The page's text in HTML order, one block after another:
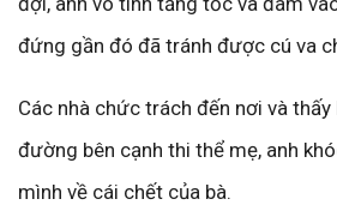
đứng gần đó đã tránh được cú va
Các nhà chức trách đến nơi và
đường bên cạnh thi thể mẹ, anh
mình về cái chết của bà.